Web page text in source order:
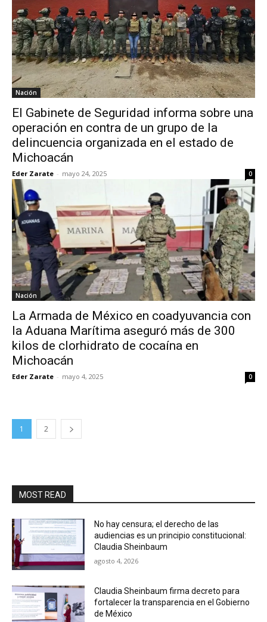
Nación
El Gabinete de Seguridad informa sobre una
operación en contra de un grupo de la
delincuencia organizada en el estado de
Michoacán
Eder Zarate - mayo 24, 2025 0
Nación
La Armada de México en coadyuvancia con
la Aduana Marítima aseguró más de 300
kilos de clorhidrato de cocaína en
Michoacán
Eder Zarate - mayo 4, 2025 0
1 2
MOST READ
No hay censura; el derecho de las
audiencias es un principio constitucional:
Claudia Sheinbaum
agosto 4, 2026
Claudia Sheinbaum firma decreto para
fortalecer la transparencia en el Gobierno
de México